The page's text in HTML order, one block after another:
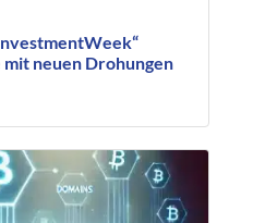
neuen Drohungen